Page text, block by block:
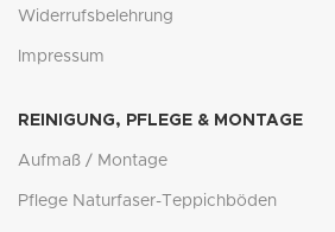
Widerrufsbelehrung
Impressum
REINIGUNG, PFLEGE & MONTAGE
Aufmaß / Montage
Pflege Naturfaser-Teppichböden